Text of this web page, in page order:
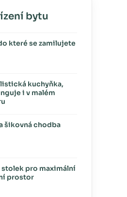
bytu
které se zamilujete
kuchyňka,
i v malém
šikovná chodba
pro maximální
prostor